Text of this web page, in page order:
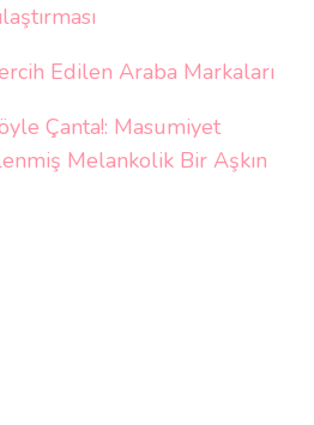
Edilen Araba Markaları
Çanta!: Masumiyet
Melankolik Bir Aşkın